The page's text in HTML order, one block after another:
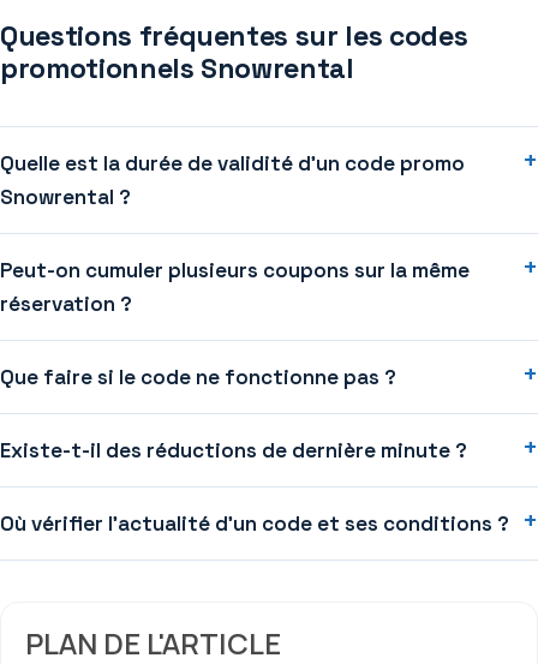
Questions fréquentes sur les codes
promotionnels Snowrental
Quelle est la durée de validité d’un code promo
Snowrental ?
Peut-on cumuler plusieurs coupons sur la même
réservation ?
Que faire si le code ne fonctionne pas ?
Existe-t-il des réductions de dernière minute ?
Où vérifier l’actualité d’un code et ses conditions ?
PLAN DE L'ARTICLE